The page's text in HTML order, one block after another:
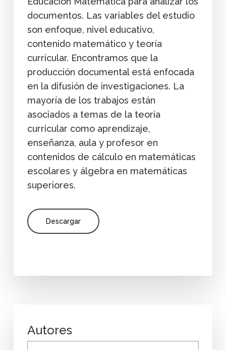
documentos. Las variables del estudio
son enfoque, nivel educativo,
contenido matemático y teoría
curricular. Encontramos que la
producción documental está enfocada
en la difusión de investigaciones. La
mayoría de los trabajos están
asociados a temas de la teoría
curricular como aprendizaje,
enseñanza, aula y profesor en
contenidos de cálculo en matemáticas
escolares y álgebra en matemáticas
superiores.
Descargar
Autores